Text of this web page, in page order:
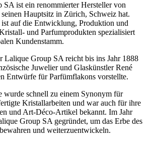
SA ist ein renommierter Hersteller von
seinen Hauptsitz in Zürich, Schweiz hat.
ist auf die Entwicklung, Produktion und
und Parfumprodukten spezialisiert
Kundenstamm.
Lalique Group SA reicht bis ins Jahr 1888
Juwelier und Glaskünstler René
Entwürfe für Parfümflakons vorstellte.
wurde schnell zu einem Synonym für
Kristallarbeiten und war auch für ihre
und Art-Déco-Artikel bekannt. Im Jahr
Group SA gegründet, um das Erbe des
und weiterzuentwickeln.